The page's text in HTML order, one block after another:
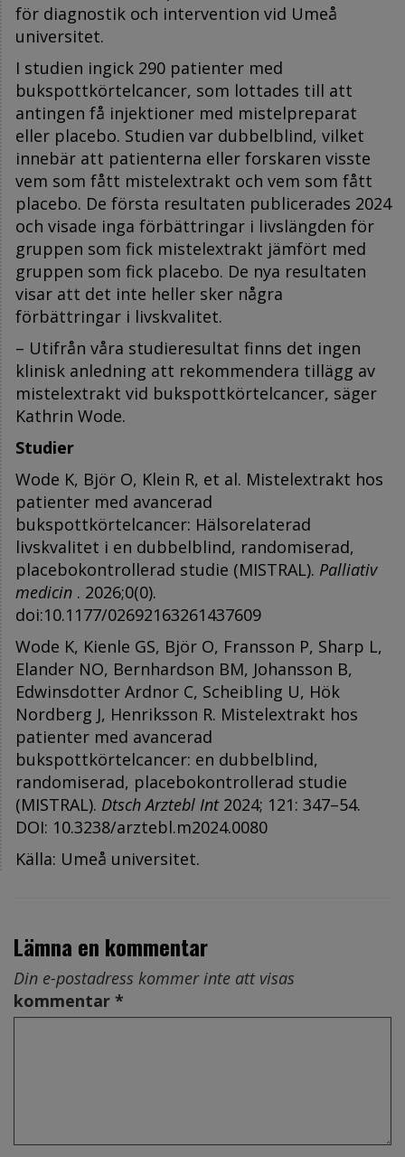
för diagnostik och intervention vid Umeå
universitet.
I studien ingick 290 patienter med
bukspottkörtelcancer, som lottades till att
antingen få injektioner med mistelpreparat
eller placebo. Studien var dubbelblind, vilket
innebär att patienterna eller forskaren visste
vem som fått mistelextrakt och vem som fått
placebo. De första resultaten publicerades 2024
och visade inga förbättringar i livslängden för
gruppen som fick mistelextrakt jämfört med
gruppen som fick placebo. De nya resultaten
visar att det inte heller sker några
förbättringar i livskvalitet.
– Utifrån våra studieresultat finns det ingen
klinisk anledning att rekommendera tillägg av
mistelextrakt vid bukspottkörtelcancer, säger
Kathrin Wode.
Studier
Wode K, Björ O, Klein R, et al. Mistelextrakt hos
patienter med avancerad
bukspottkörtelcancer: Hälsorelaterad
livskvalitet i en dubbelblind, randomiserad,
placebokontrollerad studie (MISTRAL). Palliativ
medicin . 2026;0(0).
doi:10.1177/02692163261437609
Wode K, Kienle GS, Björ O, Fransson P, Sharp L,
Elander NO, Bernhardson BM, Johansson B,
Edwinsdotter Ardnor C, Scheibling U, Hök
Nordberg J, Henriksson R. Mistelextrakt hos
patienter med avancerad
bukspottkörtelcancer: en dubbelblind,
randomiserad, placebokontrollerad studie
(MISTRAL). Dtsch Arztebl Int2024; 121: 347–54.
DOI: 10.3238/arztebl.m2024.0080
Källa: Umeå universitet.
Lämna en kommentar
Din e-postadress kommer inte att visas
kommentar *